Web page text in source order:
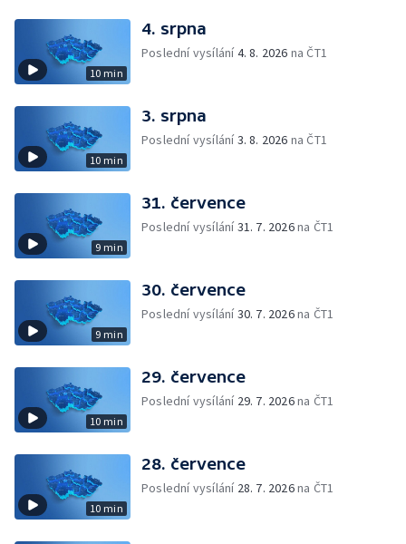
10 min
4. srpna
Poslední vysílání4. 8. 2026 na ČT1
10 min
3. srpna
Poslední vysílání3. 8. 2026 na ČT1
9 min
31. července
Poslední vysílání31. 7. 2026na ČT1
9 min
30. července
Poslední vysílání30. 7. 2026na ČT1
10 min
29. července
Poslední vysílání 29. 7. 2026na ČT1
10 min
28. července
Poslední vysílání 28. 7. 2026na ČT1